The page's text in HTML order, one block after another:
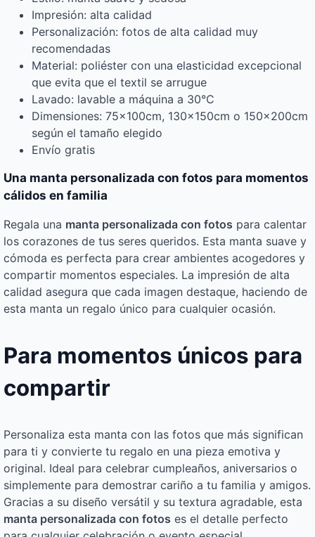
Impresión: alta calidad
Personalización: fotos de alta calidad muy
recomendadas
Material: poliéster con una elasticidad excepcional
que evita que el textil se arrugue
Lavado: lavable a máquina a 30°C
Dimensiones: 75x100cm, 130x150cm o 150x200cm
según el tamaño elegido
Envío gratis
Una manta personalizada con fotos para momentos
cálidos en familia
Regala una manta personalizada con fotos para calentar
los corazones de tus seres queridos. Esta manta suave y
cómoda es perfecta para crear ambientes acogedores y
compartir momentos especiales. La impresión de alta
calidad asegura que cada imagen destaque, haciendo de
esta manta un regalo único para cualquier ocasión.
Para momentos únicos para
compartir
Personaliza esta manta con las fotos que más significan
para ti y convierte tu regalo en una pieza emotiva y
original. Ideal para celebrar cumpleaños, aniversarios o
simplemente para demostrar cariño a tu familia y amigos.
Gracias a su diseño versátil y su textura agradable, esta
manta personalizada con fotos es el detalle perfecto